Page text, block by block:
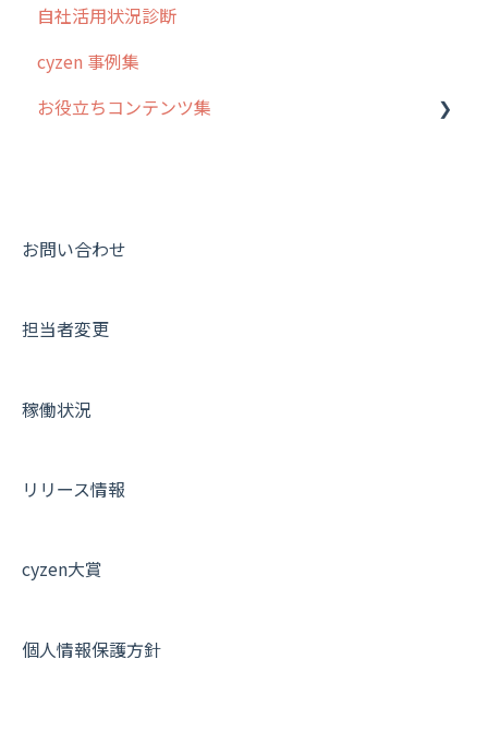
6. 基本的な使い方：ユーザー編
7. 初心者向けよくある質問集
8. 用語集
【業界業種別】cyzen設定方法
ステータス・主観
報告書・行動種別
勤怠管理
帳票出力
商品
予定
日報
履歴
パフォーマンス
お知らせ
スポット
ステータス・主観
報告書・行動種別
活動通知
商品
交通費自動計算
安全走行支援
写真管理・高画質化
その他オプション
契約・その他
グループ・ユーザーについて
GPS・位置情報 について
ルート自動記録 について
報告書について
メンバー画面について
その他よくある質問
自社活用状況診断
cyzen 事例集
お役立ちコンテンツ集
動画集：共通
お問い合わせ
担当者変更
稼働状況
リリース情報
cyzen大賞
個人情報保護方針